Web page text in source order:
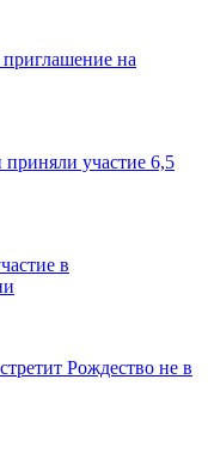
на
участие 6,5
в
Рождество не в